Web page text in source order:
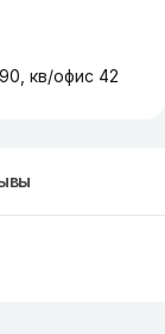
кв/офис 42